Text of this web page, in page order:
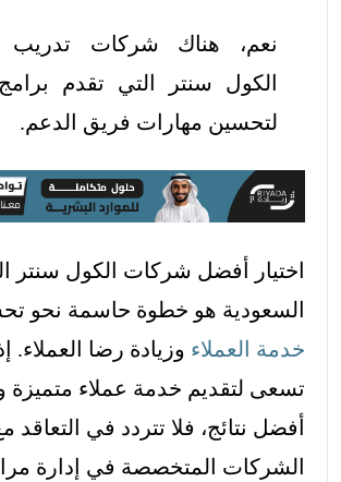
نعم، هناك شركات
الكول سنتر التي تقدم برامج
لتحسين مهارات فريق الدعم.
اختيار أفضل شركات الكول سنتر
السعودية هو خطوة حاسمة نحو
خدمة العملاء وزيادة رضا العملاء.
تسعى لتقديم خدمة عملاء متميزة
أفضل نتائج، فلا تتردد في التعاقد
الشركات المتخصصة في إدارة